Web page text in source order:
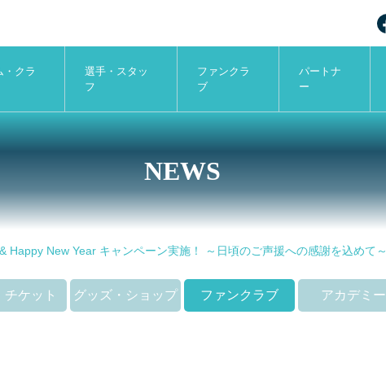
・クラ
選手・スタッ
フ
ファンクラ
ブ
パートナ
ー
NEWS
Happy New Year キャンペーン実施！ ～日頃のご声援への感謝を込めて～
チケット グッズ・ショップ ファンクラブ アカデミー